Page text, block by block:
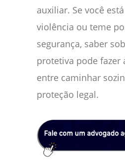
auxiliar. Se você
violência ou teme
segurança, saber
protetiva pode fazer
entre caminhar
proteção legal.